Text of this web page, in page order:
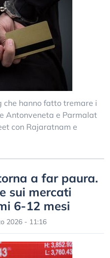
hanno fatto tremare i
Antonveneta e Parmalat
con Rajaratnam e
a far paura.
sui mercati
6-12 mesi
2026 - 11:16